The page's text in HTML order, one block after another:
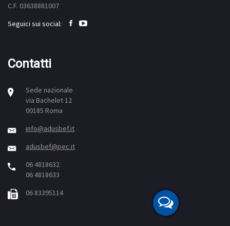
C.F. 03638881007
Seguici sui social:
Contatti
Sede nazionale
via Bachelet 12
00185 Roma
info@adusbef.it
adusbef@pec.it
06 4818632
06 4818633
06 83395114